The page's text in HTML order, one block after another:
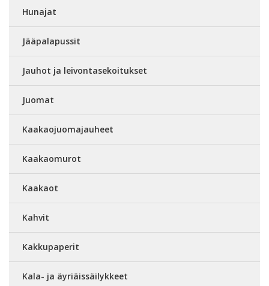
Hunajat
Jääpalapussit
Jauhot ja leivontasekoitukset
Juomat
Kaakaojuomajauheet
Kaakaomurot
Kaakaot
Kahvit
Kakkupaperit
Kala- ja äyriäissäilykkeet